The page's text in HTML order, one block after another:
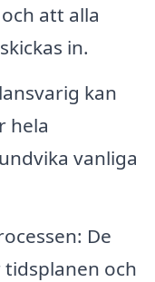
att alla
in.
kan
hela
vanliga
De
och